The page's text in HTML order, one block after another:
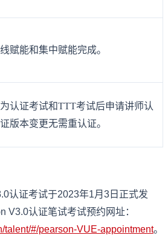
赋能和集中赋能完成。
认证考试和TTT考试后申请讲师认
版本变更无需重认证。
认证考试于2023年1月3日正式发
V3.0认证笔试考试预约网址：
talent/#/pearson-VUE-appointment。